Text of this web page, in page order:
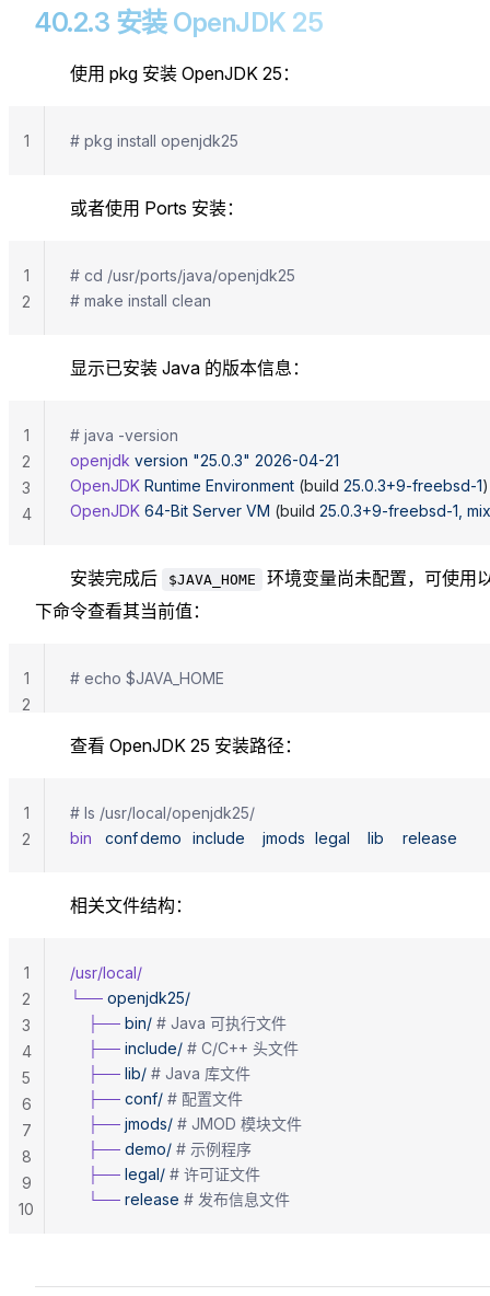
40.2.3 安装 OpenJDK 25
使用 pkg 安装 OpenJDK 25：
# pkg install openjdk25
1
或者使用 Ports 安装：
# cd /usr/ports/java/openjdk25
# make install clean
1
2
显示已安装 Java 的版本信息：
# java -version
openjdk version "25.0.3" 2026-04-21
OpenJDK Runtime Environment (build 25.0.3+9-freebsd-1)
OpenJDK 64-Bit Server VM (build 25.0.3+9-freebsd-1,
1
2
3
4
安装完成后 $JAVA_HOME
环境变量尚未配置，可使用
下命令查看其当前值：
# echo $JAVA_HOME
1
2
查看 OpenJDK 25 安装路径：
# ls /usr/local/openjdk25/
bin
	conf
	demo
	include
	jmods
	legal
	lib
	release
1
2
相关文件结构：
/usr/local/
└── openjdk25/
    ├──
bin/ # Java 可执行文件
    ├──
include/ # C/C++ 头文件
    ├──
lib/ # Java 库文件
    ├──
conf/ # 配置文件
    ├──
jmods/ # JMOD 模块文件
    ├──
demo/ # 示例程序
    ├──
legal/ # 许可证文件
    └──
release # 发布信息文件
1
2
3
4
5
6
7
8
9
10